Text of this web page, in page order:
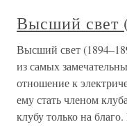
Высший свет
Высший свет
из самых
отношение к
ему стать членом
клубу только на